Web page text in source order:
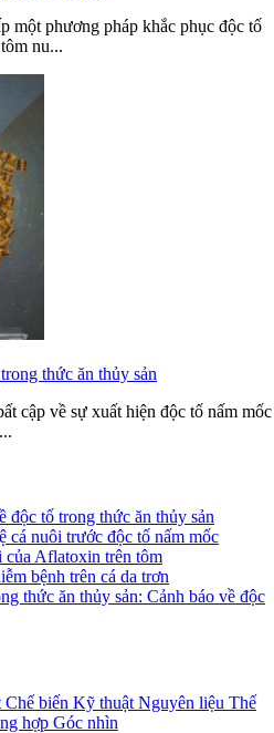
một phương pháp khắc phục độc tố
nu...
thức ăn thủy sản
cập về sự xuất hiện độc tố nấm mốc
độc tố trong thức ăn thủy sản
cá nuôi trước độc tố nấm mốc
của Aflatoxin trên tôm
bệnh trên cá da trơn
thức ăn thủy sản: Cảnh báo về độc
Chế biến Kỹ thuật Nguyên liệu Thế
hợp Góc nhìn